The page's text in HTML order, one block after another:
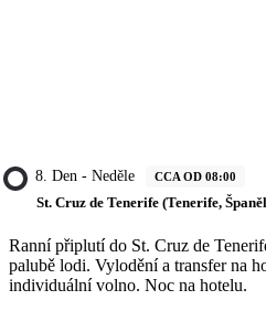
8. Den - Neděle CCA OD 08:00
St. Cruz de Tenerife (Tenerife,
Ranní připlutí do St. Cruz de
palubě lodi. Vylodění a transfer na
individuální volno. Noc na hotelu.